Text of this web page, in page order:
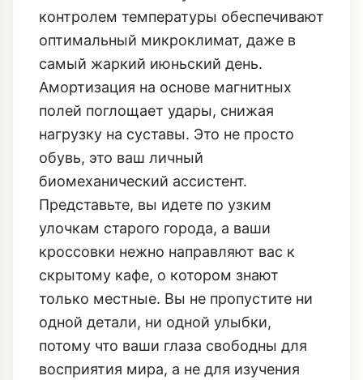
индивидуальные особенности стопы и
тип поверхности. Вентиляционные
каналы с интеллектуальным
контролем температуры обеспечивают
оптимальный микроклимат, даже в
самый жаркий июньский день.
Амортизация на основе магнитных
полей поглощает удары, снижая
нагрузку на суставы. Это не просто
обувь, это ваш личный
биомеханический ассистент.
Представьте, вы идете по узким
улочкам старого города, а ваши
кроссовки нежно направляют вас к
скрытому кафе, о котором знают
только местные. Вы не пропустите ни